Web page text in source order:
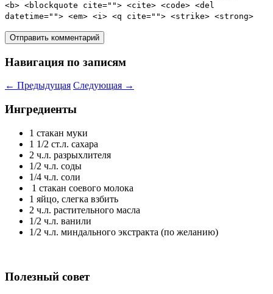
<b> <blockquote cite=""> <cite> <code> <del
datetime=""> <em> <i> <q cite=""> <strike> <strong>
Навигация по записям
← Предыдущая Следующая →
Ингредиенты
1 стакан муки
1 1/2 ст.л. сахара
2 ч.л. разрыхлителя
1/2 ч.л. соды
1/4 ч.л. соли
1 стакан соевого молока
1 яйцо, слегка взбить
2 ч.л. растительного масла
1/2 ч.л. ванили
1/2 ч.л. миндального экстракта (по желанию)
Полезный совет